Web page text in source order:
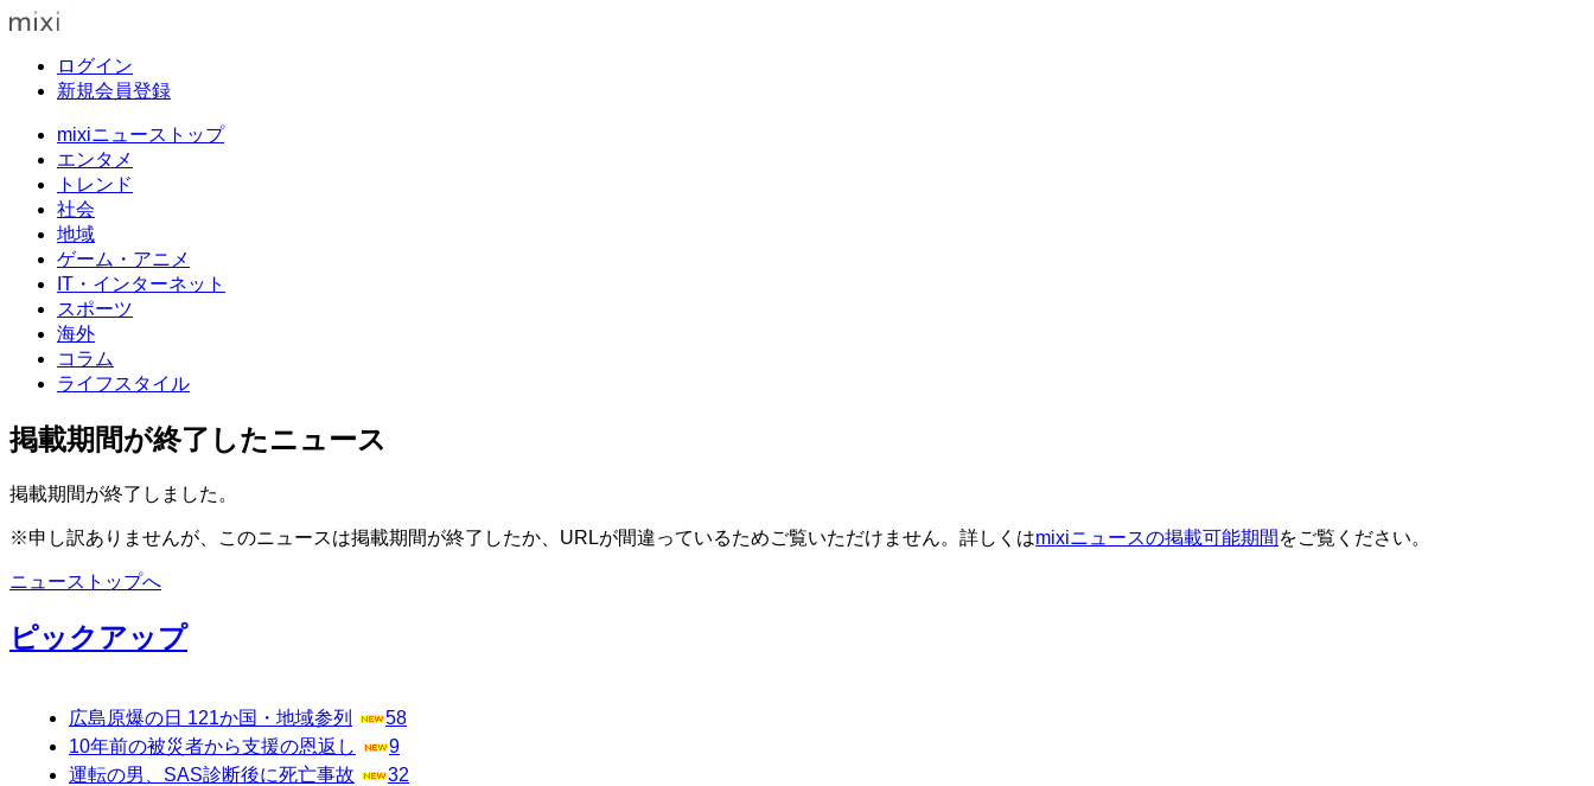
ログイン
新規会員登録
mixiニューストップ
エンタメ
トレンド
社会
地域
ゲーム・アニメ
IT・インターネット
スポーツ
海外
コラム
ライフスタイル
掲載期間が終了したニュース
掲載期間が終了しました。
※申し訳ありませんが、このニュースは掲載期間が終了したか、URLが間違っているためご覧いただけません。詳しくはmixiニュースの掲載可能期間 をご覧ください。
ニューストップへ
ピックアップ
広島原爆の日 121か国・地域参列
58
10年前の被災者から支援の恩返し
9
運転の男、SAS診断後に死亡事故
32